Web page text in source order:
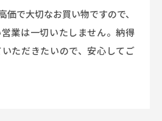
価で大切なお買い物ですので、
業は一切いたしません。納得
ただきたいので、安心してご